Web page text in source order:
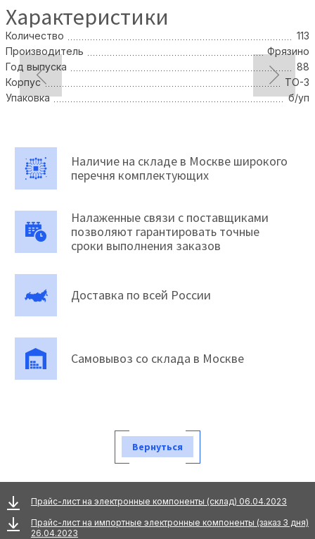
Характеристики
Количество
113
Производитель
Фрязино
Год выпуска
88
Корпус
TO-3
Упаковка
б/уп
Наличие на складе в Москве широкого
перечня комплектующих
Налаженные связи с поставщиками
позволяют гарантировать точные
сроки выполнения заказов
Доставка по всей России
Самовывоз со склада в Москве
Вернуться
Прайс-лист на электронные компоненты (склад) 06.04.2023
Прайс-лист на импортные электронные компоненты (заказ 3 дня)
26.04.2023